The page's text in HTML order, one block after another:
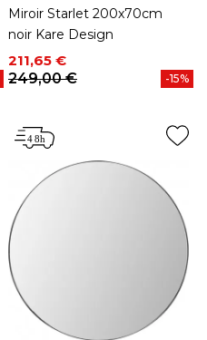
Miroir Starlet 200x70cm
noir Kare Design
Prix
211,65 €
Prix de base
249,00 €
-15%